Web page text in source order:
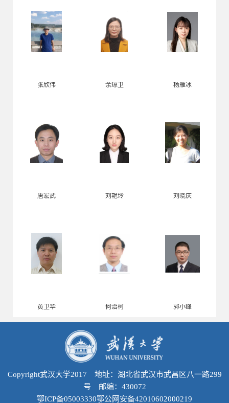
张欣伟 余琼卫 杨雁冰
唐宏武 刘艳玲 刘晓庆
黄卫华 何治柯 郭小峰
Copyright武汉大学2017 地址：湖北省武汉市武昌区八一路299
号 邮编：430072
鄂ICP备05003330鄂公网安备42010602000219